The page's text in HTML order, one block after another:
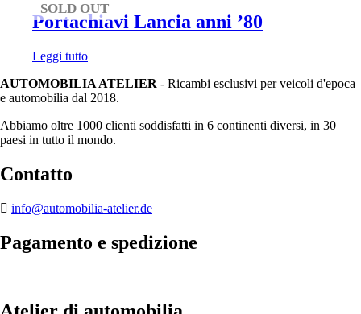
SOLD OUT
Portachiavi Lancia anni ’80
Leggi tutto
AUTOMOBILIA ATELIER - Ricambi esclusivi per veicoli d'epoca
e automobilia dal 2018.
Abbiamo oltre 1000 clienti soddisfatti in 6 continenti diversi, in 30
paesi in tutto il mondo.
Contatto
info@automobilia-atelier.de
Pagamento e spedizione